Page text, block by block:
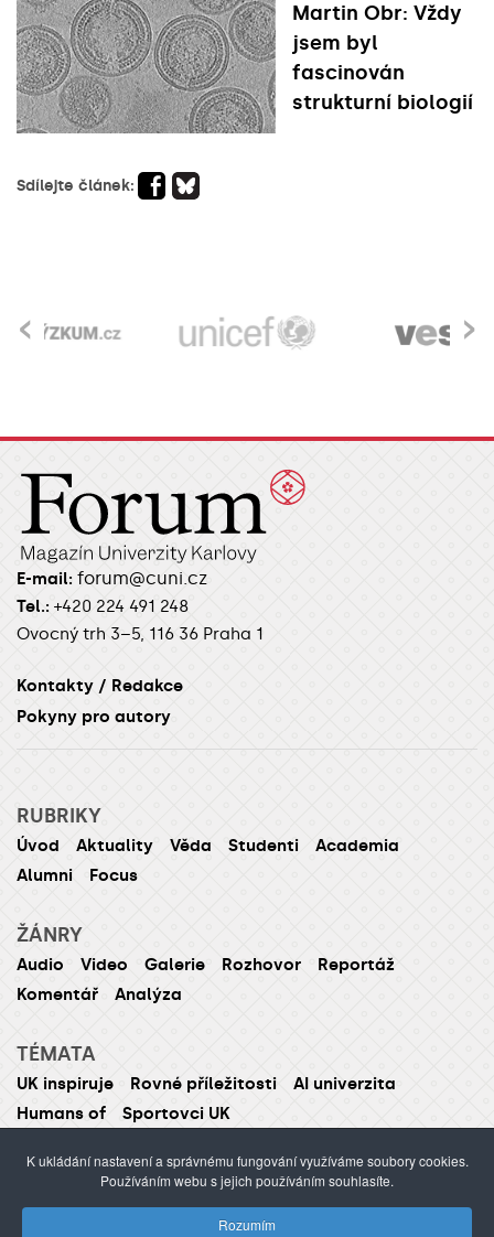
Martin Obr: Vždy
jsem byl
fascinován
strukturní biologií
Sdílejte článek:
›
‹
E-mail: forum@cuni.cz
Tel.: +420 224 491 248
Ovocný trh 3–5, 116 36 Praha 1
Kontakty / Redakce
Pokyny pro autory
RUBRIKY
Úvod Aktuality Věda Studenti
Academia
Alumni
Focus
ŽÁNRY
Audio Video Galerie Rozhovor
Reportáž
Komentář
Analýza
TÉMATA
UK inspiruje Rovné příležitosti
AI univerzita
Humans of
Sportovci UK
K ukládání nastavení a správnému fungování využíváme soubory cookies.
Používáním webu s jejich používáním souhlasíte.
Rozumím